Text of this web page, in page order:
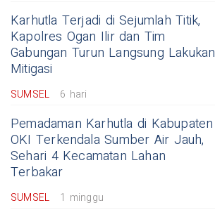
Karhutla Terjadi di Sejumlah Titik,
Kapolres Ogan Ilir dan Tim
Gabungan Turun Langsung Lakukan
Mitigasi
SUMSEL 6 hari
Pemadaman Karhutla di Kabupaten
OKI Terkendala Sumber Air Jauh,
Sehari 4 Kecamatan Lahan
Terbakar
SUMSEL 1 minggu